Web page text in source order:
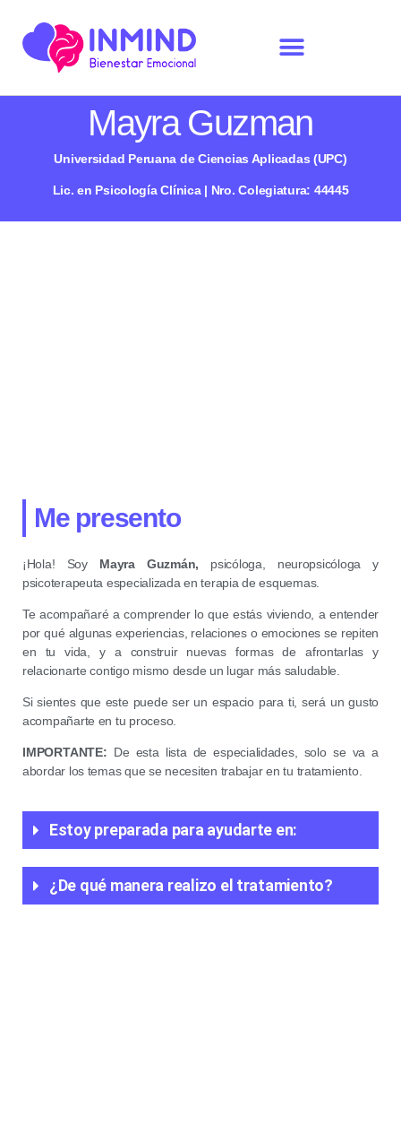
Mayra Guzman
Universidad Peruana de Ciencias Aplicadas (UPC)
Lic. en Psicología Clínica | Nro. Colegiatura: 44445
Me presento
¡Hola! Soy Mayra Guzmán, psicóloga, neuropsicóloga y
psicoterapeuta especializada en terapia de esquemas.
Te acompañaré a comprender lo que estás viviendo, a entender
por qué algunas experiencias, relaciones o emociones se repiten
en tu vida, y a construir nuevas formas de afrontarlas y
relacionarte contigo mismo desde un lugar más saludable.
Si sientes que este puede ser un espacio para ti, será un gusto
acompañarte en tu proceso.
IMPORTANTE: De esta lista de especialidades, solo se va a
abordar los temas que se necesiten trabajar en tu tratamiento.
Estoy preparada para ayudarte en:
¿De qué manera realizo el tratamiento?​